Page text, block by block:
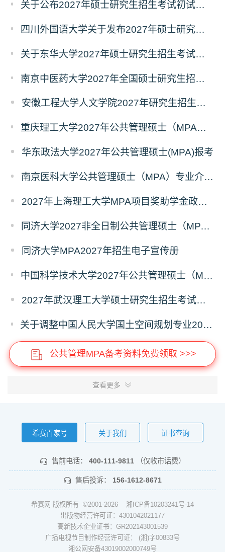
关于公布2027年硕士研究生招生考试初试自命题科目考试大纲的通知
四川外国语大学关于发布2027年硕士研究生招生考试自命题科目大纲的公告
关于东华大学2027年硕士研究生招生考试（初试）招生目录拟调整公告（一）
南京中医药大学2027年全国硕士研究生招生考试初试自命题科目考试内容及参考书目
安徽工程大学人文学院2027年研究生招生简章
重庆理工大学2027年公共管理硕士（MPA）专业学位研究生（双证）报考
华东政法大学2027年公共管理硕士(MPA)报考
南京医科大学公共管理硕士（MPA）专业介绍（2027年）
2027年上海理工大学MPA项目奖助学金政策发布
同济大学2027非全日制公共管理硕士（MPA）奖学金方案
同济大学MPA2027年招生电子宣传册
中国科学技术大学2027年公共管理硕士（MPA）专业学位研究生招生通知
2027年武汉理工大学硕士研究生招生考试考试大纲
关于调整中国人民大学国土空间规划专业2027年全国硕士研究生招生考试初试科目的公告
公共管理MPA备考资料免费领取 >>>
查看更多
希赛百家号 关于我们 证书查询
售前电话： 400-111-9811 （仅收市话费）
售后投诉： 156-1612-8671
希赛网 版权所有 ©2001-2026 湘ICP备10203241号-14
出版物经营许可证：4301042021177
高新技术企业证书：GR202143001539
广播电视节目制作经营许可证： (湘)字00833号
湘公网安备43019002000749号